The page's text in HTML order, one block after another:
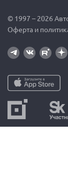
© 1997 – 2026
Оферта и